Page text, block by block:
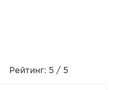
Рейтинг: 5 / 5